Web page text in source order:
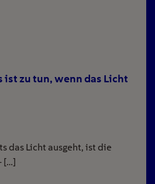
ist zu tun, wenn das Licht
das Licht ausgeht, ist die
[…]